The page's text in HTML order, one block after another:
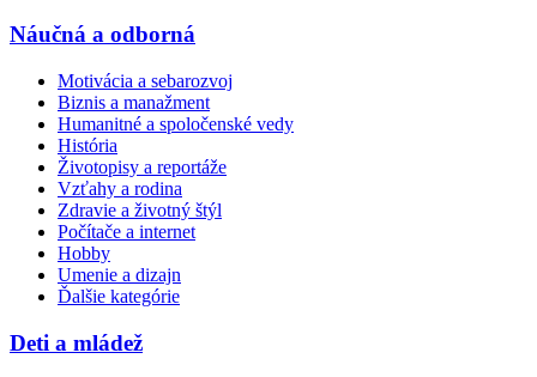
Náučná a odborná
Motivácia a sebarozvoj
Biznis a manažment
Humanitné a spoločenské vedy
História
Životopisy a reportáže
Vzťahy a rodina
Zdravie a životný štýl
Počítače a internet
Hobby
Umenie a dizajn
Ďalšie kategórie
Deti a mládež